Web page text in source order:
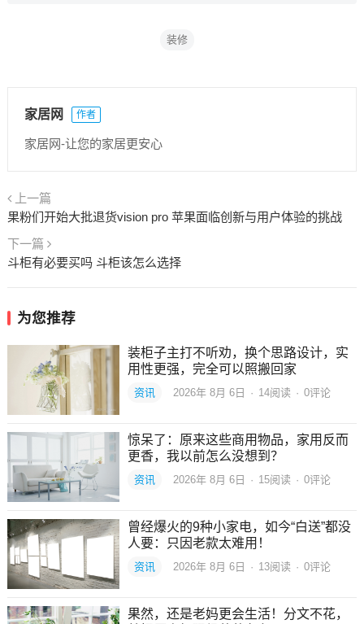
装修
家居网 作者
家居网-让您的家居更安心
上一篇
果粉们开始大批退货vision pro 苹果面临创新与用户体验的挑战
下一篇
斗柜有必要买吗 斗柜该怎么选择
为您推荐
装柜子主打不听劝，换个思路设计，实
用性更强，完全可以照搬回家
资讯 2026年 8月 6日 · 14阅读 · 0评论
惊呆了：原来这些商用物品，家用反而
更香，我以前怎么没想到？
资讯 2026年 8月 6日 · 15阅读 · 0评论
曾经爆火的9种小家电，如今“白送”都没
人要：只因老款太难用！
资讯 2026年 8月 6日 · 13阅读 · 0评论
果然，还是老妈更会生活！分文不花，